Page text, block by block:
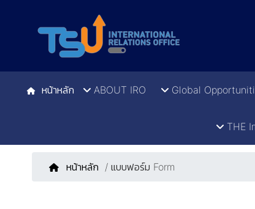
หน้าหลัก ABOUT IRO Global
THE
หน้าหลัก / แบบฟอร์ม Form